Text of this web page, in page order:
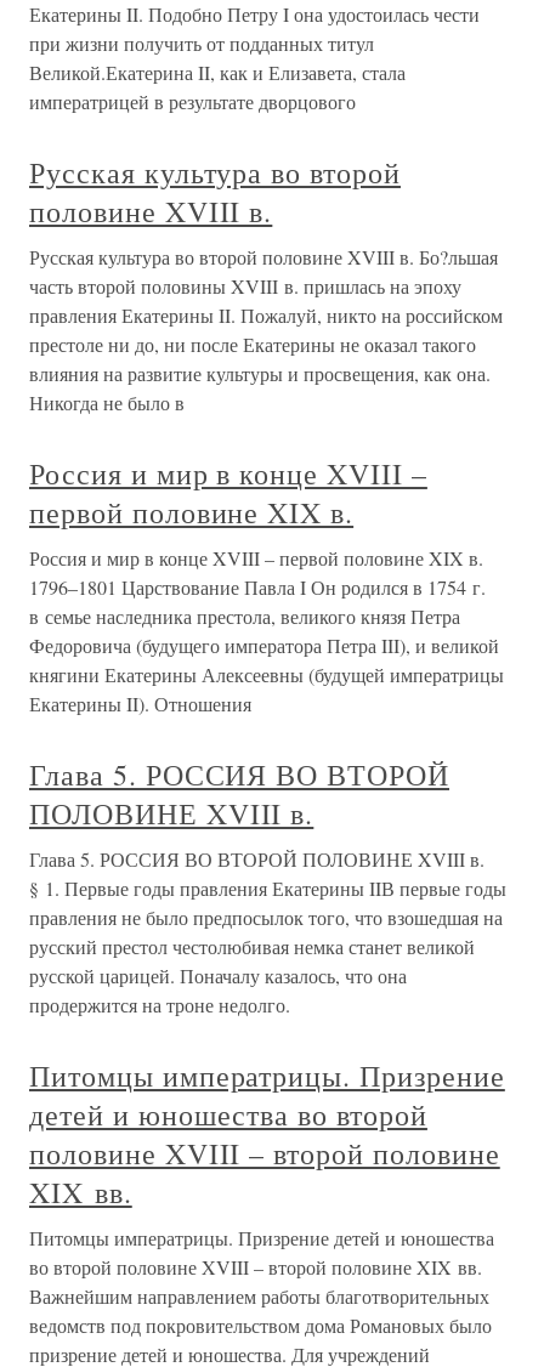
Екатерины II. Подобно Петру I она удостоилась чести
при жизни получить от подданных титул
Великой.Екатерина II, как и Елизавета, стала
императрицей в результате дворцового
Русская культура во второй
половине XVIII в.
Русская культура во второй половине XVIII в. Бо?льшая
часть второй половины XVIII в. пришлась на эпоху
правления Екатерины II. Пожалуй, никто на российском
престоле ни до, ни после Екатерины не оказал такого
влияния на развитие культуры и просвещения, как она.
Никогда не было в
Россия и мир в конце XVIII –
первой половине XIX в.
Россия и мир в конце XVIII – первой половине XIX в.
1796–1801 Царствование Павла I Он родился в 1754 г.
в семье наследника престола, великого князя Петра
Федоровича (будущего императора Петра III), и великой
княгини Екатерины Алексеевны (будущей императрицы
Екатерины II). Отношения
Глава 5. РОССИЯ ВО ВТОРОЙ
ПОЛОВИНЕ XVIII в.
Глава 5. РОССИЯ ВО ВТОРОЙ ПОЛОВИНЕ XVIII в.
§ 1. Первые годы правления Екатерины IIВ первые годы
правления не было предпосылок того, что взошедшая на
русский престол честолюбивая немка станет великой
русской царицей. Поначалу казалось, что она
продержится на троне недолго.
Питомцы императрицы. Призрение
детей и юношества во второй
половине XVIII – второй половине
XIX вв.
Питомцы императрицы. Призрение детей и юношества
во второй половине XVIII – второй половине XIX вв.
Важнейшим направлением работы благотворительных
ведомств под покровительством дома Романовых было
призрение детей и юношества. Для учреждений